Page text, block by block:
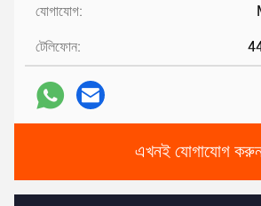
যোগাযোগ:
টেলিফোন:
এখনই যোগাযোগ